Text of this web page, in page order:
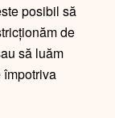
posibil să
de
să luăm